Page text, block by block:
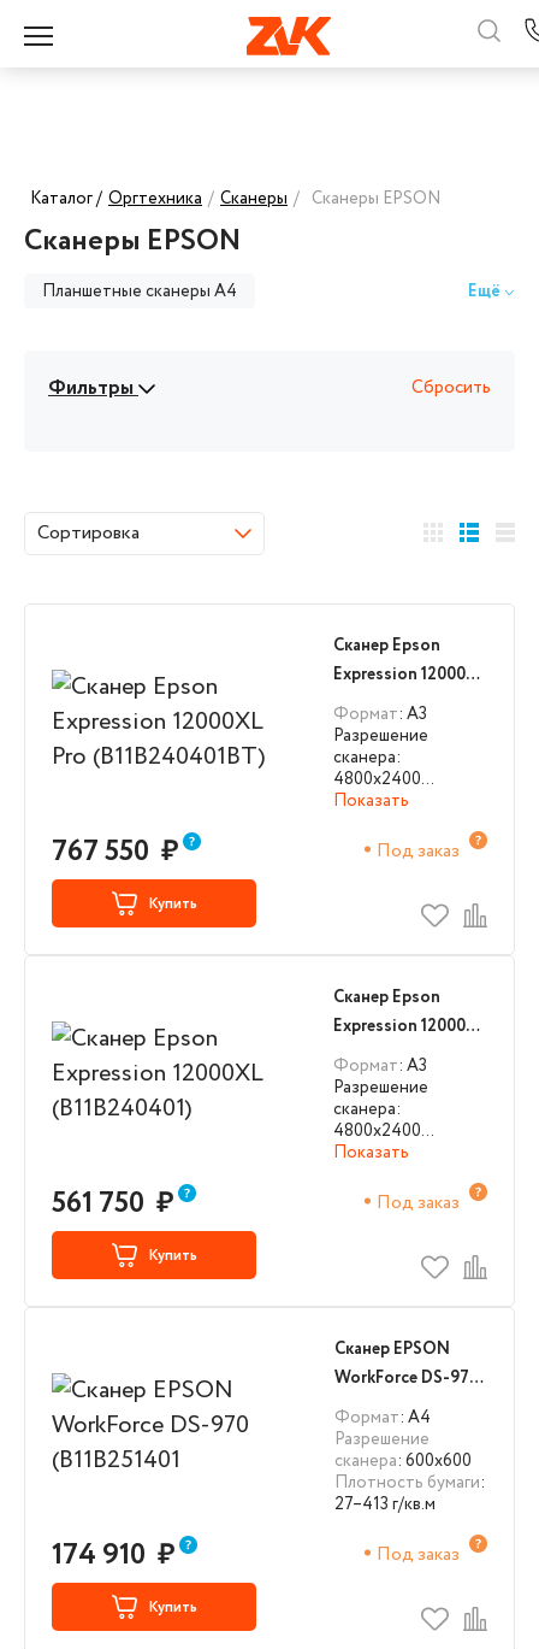
Каталог / Оргтехника / Сканеры / Сканеры EPSON
Сканеры EPSON
Планшетные сканеры А4
Протяжные сканеры A4
Сканеры CANON Сканеры EPSON
Сканеры ROWE
Сканеры CONTEX
Ещё
Сортировка
Сканер Epson
Expression 12000XL
Pro (B11B240401BT)
Формат: А3
Разрешение
сканера:
4800x2400…
Показать
767 550 ₽ Под заказ
Купить
Сканер Epson
Expression 12000XL
(B11B240401)
Формат: А3
Разрешение
сканера:
4800x2400…
Показать
561 750 ₽ Под заказ
Купить
Сканер EPSON
WorkForce DS-970
(B11B251401
Формат: А4
Разрешение
сканера: 600x600
Плотность бумаги:
27–413 г/кв.м
174 910 ₽ Под заказ
Купить
Фильтры Сбросить